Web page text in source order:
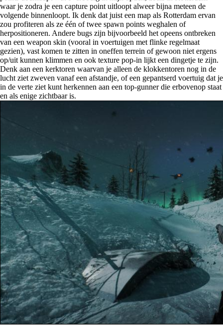
waar je zodra je een capture point uitloopt alweer bijna meteen de
volgende binnenloopt. Ik denk dat juist een map als Rotterdam ervan
zou profiteren als ze één of twee spawn points weghalen of
herpositioneren. Andere bugs zijn bijvoorbeeld het opeens ontbreken
van een weapon skin (vooral in voertuigen met flinke regelmaat
gezien), vast komen te zitten in oneffen terrein of gewoon niet ergens
op/uit kunnen klimmen en ook texture pop-in lijkt een dingetje te zijn.
Denk aan een kerktoren waarvan je alleen de klokkentoren nog in de
lucht ziet zweven vanaf een afstandje, of een gepantserd voertuig dat je
in de verte ziet kunt herkennen aan een top-gunner die erbovenop staat
en als enige zichtbaar is.